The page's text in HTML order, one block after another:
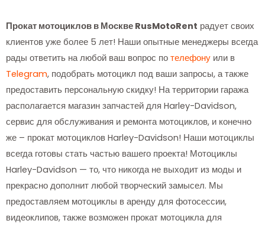
Прокат мотоциклов в Москве RusMotoRent радует своих
клиентов уже более 5 лет! Наши опытные менеджеры всегда
рады ответить на любой ваш вопрос по телефону или в
Telegram, подобрать мотоцикл под ваши запросы, а также
предоставить персональную скидку! На территории гаража
располагается магазин запчастей для Harley-Davidson,
сервис для обслуживания и ремонта мотоциклов, и конечно
же – прокат мотоциклов Harley-Davidson! Наши мотоциклы
всегда готовы стать частью вашего проекта! Мотоциклы
Harley-Davidson — то, что никогда не выходит из моды и
прекрасно дополнит любой творческий замысел. Мы
предоставляем мотоциклы в аренду для фотосессии,
видеоклипов, также возможен прокат мотоцикла для